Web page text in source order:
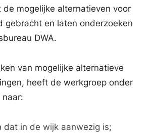
mogelijke alternatieven voor
gebracht en laten onderzoeken
DWA.
van mogelijke alternatieve
heeft de werkgroep onder
naar:
dat in de wijk aanwezig is;